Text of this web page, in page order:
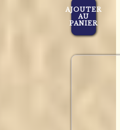
AJOUTER
AU
PANIER